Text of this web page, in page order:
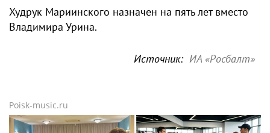
Худрук Мариинского назначен на пять лет вместо
Владимира Урина.
Источник: ИА «Росбалт»
Poisk-music.ru